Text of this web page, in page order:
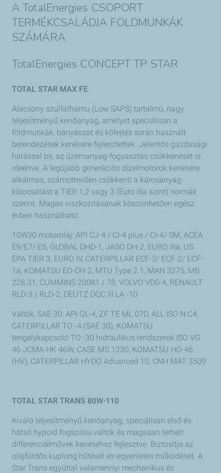
A TotalEnergies CSOPORT
TERMÉKCSALÁDJA FÖLDMUNKÁK
SZÁMÁRA
TotalEnergies CONCEPT TP STAR
TOTAL STAR MAX FE
Alacsony szulfáthamu (Low SAPS) tartalmú, nagy
teljesítményű kenőanyag, amelyet speciálisan a
földmunkák, bányászat és kőfejtés során használt
berendezések kenésére fejlesztettek. Jelentős gazdasági
hatással bír, az üzemanyag-fogyasztás csökkenését is
ideértve. A legújabb generációs dízelmotorok kenésére
alkalmas, számottevően csökkenti a károsanyag-
kibocsátást a TIER 1,2 vagy 3 (Euro IIIa szint) normák
szerint. Magas viszkozitásának köszönhetően egész
évben használható.
10W30 motorolaj: API CJ-4 / CI-4 plus / CI-4/ SM, ACEA
E9/E7/ E5, GLOBAL DHD-1, JASO DH-2, EURO IIIa, US
EPA TIER 3, EURO IV, CATERPILLAR ECF-3/ ECF-2/ ECF-
1a, KOMATSU EO-DH 2, MTU Type 2.1, MAN 3275, MB
228.31, CUMMINS 20081 / 78, VOLVO VDS-4, RENAULT
RLD-3 / RLD-2, DEUTZ DQC III LA -10
Váltók, SAE 30: API GL-4, ZF TE ML 07D, ALL ISO N C4,
CATERPILLAR TO -4 (SAE 30), KOMATSU
tengelykapcsoló TO -30 hidraulikus rendszerek ISO VG
46 JCMA HK 46W, CASE MS 1230, KOMATSU HO-46
(HV), CATERPILLAR HYDO Advanced 10, CNH MAT 3509
TOTAL STAR TRANS 80W-110
Kiváló teljesítményű kenőanyag, speciálisan első és
hátsó hypoid fogazású váltók és magasan terhelt
differenciálművek kenéséhez fejlesztve. Biztosítja az
olajfürdős kuplung hűtését és egyenletes működését. A
Star Trans egyúttal valamennyi mechanikus és